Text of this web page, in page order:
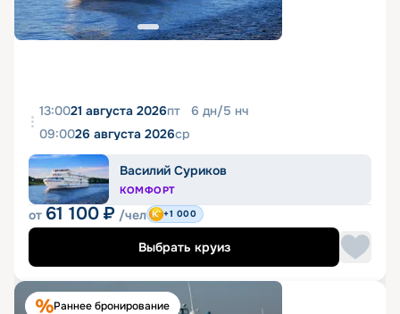
13:0021 августа 2026пт 6 дн/5 нч
09:0026 августа 2026ср
Василий Суриков
КОМФОРТ
от 61 100 ₽ /чел +1 000
Выбрать круиз
Раннее бронирование